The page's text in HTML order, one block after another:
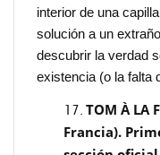
interior de una
solución a un
descubrir la verdad
existencia (o la falta
TOM À LA
Francia).